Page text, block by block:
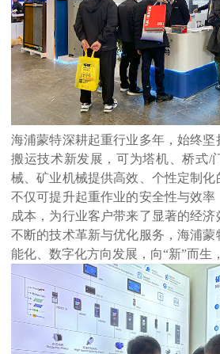
海浦蒙特深耕起重行业多年，始终
搬运技术新发展，可为塔机、桥式/
械、矿业机械提供高效、个性定制化
不仅可提升起重作业的安全性与效
成本，为行业客户带来了显著的经
不断的技术革新与优化服务，海浦
能化、数字化方向发展，向“新”而生